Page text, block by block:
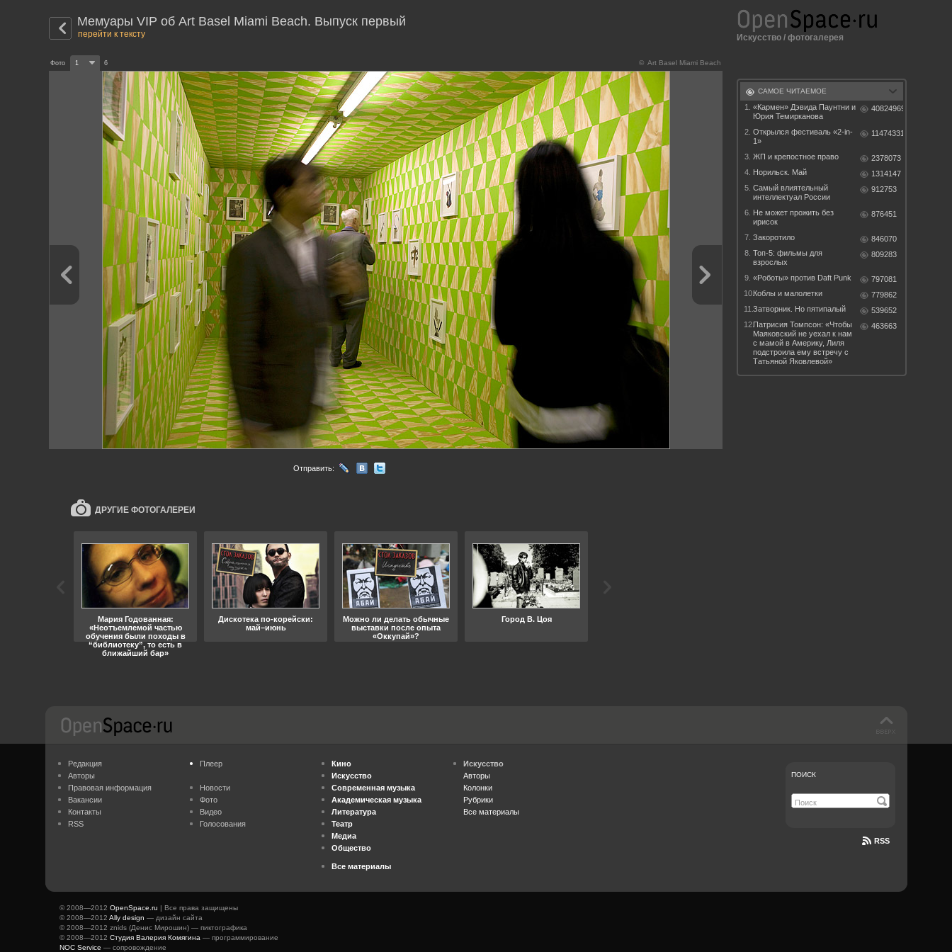
Мемуары VIP об Art Basel Miami Beach. Выпуск первый
перейти к тексту
© Art Basel Miami Beach
Фото 1 6
Отправить:
ДРУГИЕ ФОТОГАЛЕРЕИ
Мария Годованная:
«Неотъемлемой частью
обучения были походы в
“библиотеку”, то есть в
ближайший бар»
Дискотека по-корейски:
май–июнь
Можно ли делать обычные
выставки после опыта
«Оккупай»?
Город В. Цоя
Искусство / фотогалерея
САМОЕ ЧИТАЕМОЕ
1.
«Кармен» Дэвида Паунтни и
Юрия Темирканова
40824969
2. Открылся фестиваль «2-in-
1»
11474331
3. ЖП и крепостное право
2378073
4. Норильск. Май
1314147
5. Самый влиятельный
интеллектуал России
912753
6. Не может прожить без
ирисок
876451
7. Закоротило
846070
8. Топ-5: фильмы для
взрослых
809283
9. «Роботы» против Daft Punk
797081
10.Коблы и малолетки
779862
11.Затворник. Но пятипалый
539652
12.Патрисия Томпсон: «Чтобы
Маяковский не уехал к нам
с мамой в Америку, Лиля
подстроила ему встречу с
Татьяной Яковлевой»
463663
Редакция
Авторы
Правовая информация
Вакансии
Контакты
RSS
Плеер
Новости
Фото
Видео
Голосования
Кино
Искусство
Современная музыка
Академическая музыка
Литература
Театр
Медиа
Общество
Все материалы
Искусство
Авторы
Колонки
Рубрики
Все материалы
ПОИСК
RSS
© 2008—2012 OpenSpace.ru | Все права защищены
© 2008—2012 Ally design — дизайн сайта
© 2008—2012 znids (Денис Мирошин) — пиктографика
© 2008—2012 Студия Валерия Комягина — программирование
NOC Service — сопровождение